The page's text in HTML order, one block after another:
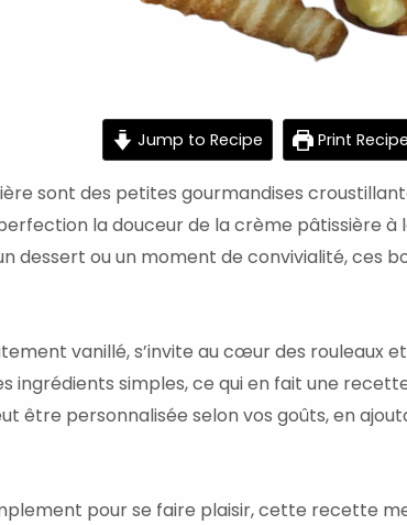
Jump to Recipe Print Recipe
sont des petites gourmandises
la douceur de la crème pâtissière
dessert ou un moment de convivialité, ces
vanillé, s’invite au cœur des rouleaux
ingrédients simples, ce qui en fait une
être personnalisée selon vos goûts, en
pour se faire plaisir, cette recette
minutes